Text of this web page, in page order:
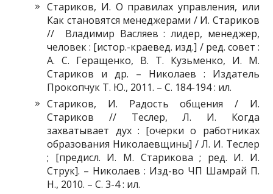
Стариков, И. О правилах управления, или
Как становятся менеджерами / И. Стариков
// Владимир Васляев : лидер, менеджер,
человек : [истор.-краевед. изд.] / ред. совет :
А. С. Геращенко, В. Т. Кузьменко, И. М.
Стариков и др. – Николаев : Издатель
Прокопчук Т. Ю., 2011. – С. 184-194 : ил.
Стариков, И. Радость общения / И.
Стариков // Теслер, Л. И. Когда
захватывает дух : [очерки о работниках
образования Николаевщины] / Л. И. Теслер
; [предисл. И. М. Старикова ; ред. И. И.
Струк]. – Николаев : Изд-во ЧП Шамрай П.
Н., 2010. – С. 3-4 : ил.